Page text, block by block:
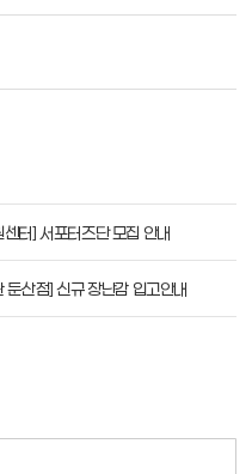
터] 서포터즈단 모집 안내
산점] 신규 장난감 입고안내